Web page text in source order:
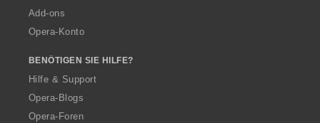
Add-ons
Opera-Konto
BENÖTIGEN SIE HILFE?
Hilfe & Support
Opera-Blogs
Opera-Foren